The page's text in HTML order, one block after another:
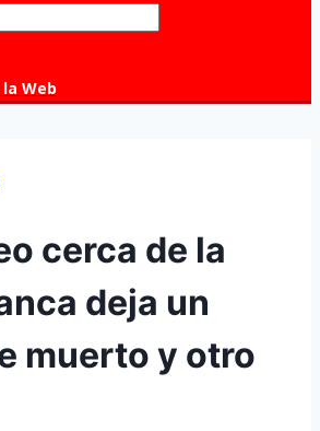
Web
cerca de la
deja un
muerto y otro